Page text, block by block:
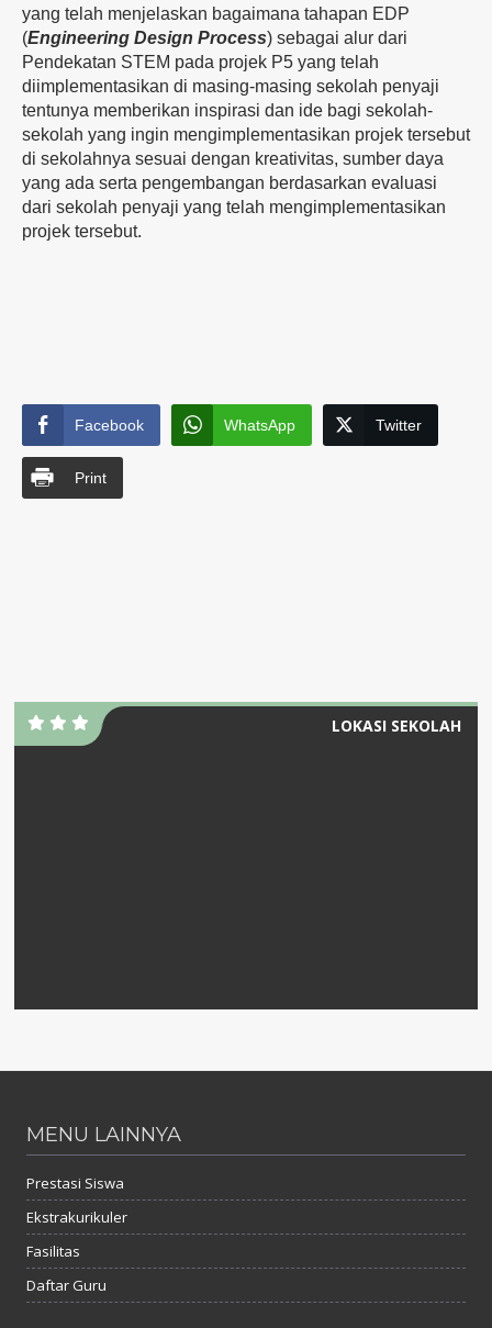
yang telah menjelaskan bagaimana tahapan EDP
(Engineering Design Process) sebagai alur dari
Pendekatan STEM pada projek P5 yang telah
diimplementasikan di masing-masing sekolah penyaji
tentunya memberikan inspirasi dan ide bagi sekolah-
sekolah yang ingin mengimplementasikan projek tersebut
di sekolahnya sesuai dengan kreativitas, sumber daya
yang ada serta pengembangan berdasarkan evaluasi
dari sekolah penyaji yang telah mengimplementasikan
projek tersebut.
Facebook WhatsApp Twitter
Print
LOKASI SEKOLAH
MENU LAINNYA
Prestasi Siswa
Ekstrakurikuler
Fasilitas
Daftar Guru